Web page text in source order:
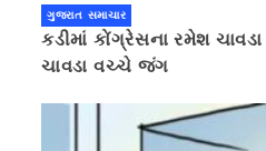
ગુજરાત સમાચાર
કડીમાં કોંગ્રેસના રમેશ
ચાવડા વચ્ચે જંગ